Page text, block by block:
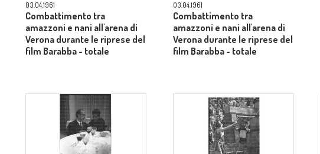
03.04.1961
Combattimento tra
amazzoni e nani all'arena di
Verona durante le riprese del
film Barabba - totale
03.04.1961
Combattimento tra
amazzoni e nani all'arena di
Verona durante le riprese del
film Barabba - totale